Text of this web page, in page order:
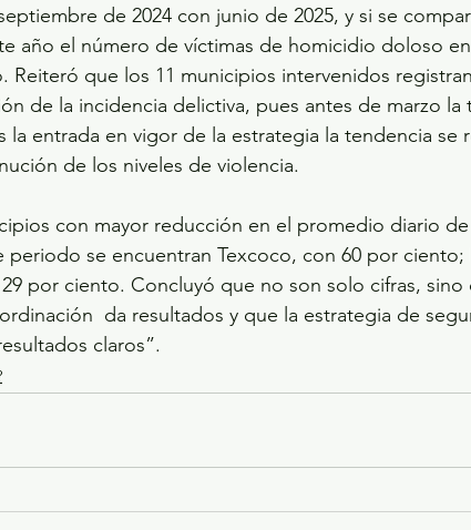
de 2024 con junio de 2025, y si se
año el número de víctimas de homicidio doloso
Reiteró que los 11 municipios intervenidos
de la incidencia delictiva, pues antes de marzo la
la entrada en vigor de la estrategia la tendencia se
de los niveles de violencia.
con mayor reducción en el promedio diario
se encuentran Texcoco, con 60 por ciento;
por ciento. Concluyó que no son solo cifras, sino
da resultados y que la estrategia de
claros”.